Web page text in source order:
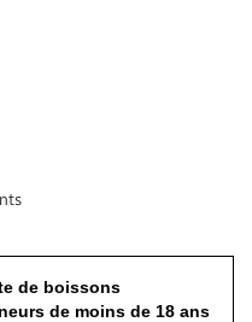
de boissons
de moins de 18 ans